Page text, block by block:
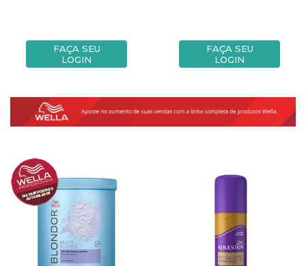
FAÇA SEU
LOGIN
FAÇA SEU
LOGIN